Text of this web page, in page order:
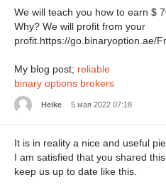
We will teach you how to earn $
Why? We will profit from your
profit.https://go.binaryoption.ae/
My blog post; reliable
binary options brokers
Heike 5 мая 2022 07:18
It is in reality a nice and useful
I am satisfied that you shared
keep us up to date like this.